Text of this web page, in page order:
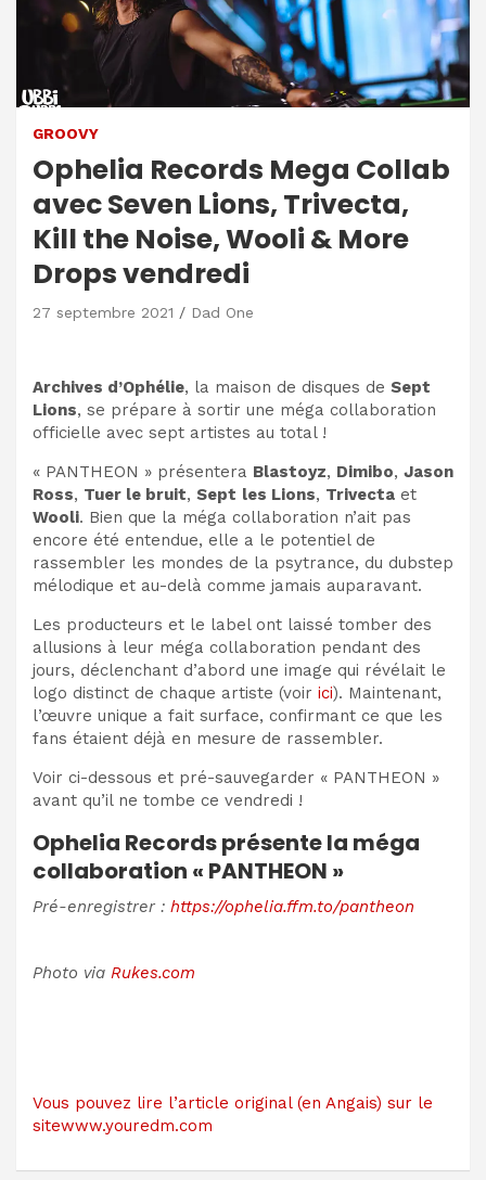
GROOVY
Ophelia Records Mega Collab
avec Seven Lions, Trivecta,
Kill the Noise, Wooli & More
Drops vendredi
27 septembre 2021 Dad One
Archives d’Ophélie, la maison de disques de Sept
Lions, se prépare à sortir une méga collaboration
officielle avec sept artistes au total !
« PANTHEON » présentera Blastoyz, Dimibo, Jason
Ross, Tuer le bruit, Sept les Lions, Trivecta et
Wooli. Bien que la méga collaboration n’ait pas
encore été entendue, elle a le potentiel de
rassembler les mondes de la psytrance, du dubstep
mélodique et au-delà comme jamais auparavant.
Les producteurs et le label ont laissé tomber des
allusions à leur méga collaboration pendant des
jours, déclenchant d’abord une image qui révélait le
logo distinct de chaque artiste (voir ici). Maintenant,
l’œuvre unique a fait surface, confirmant ce que les
fans étaient déjà en mesure de rassembler.
Voir ci-dessous et pré-sauvegarder « PANTHEON »
avant qu’il ne tombe ce vendredi !
Ophelia Records présente la méga
collaboration « PANTHEON »
Pré-enregistrer : https://ophelia.ffm.to/pantheon
Photo via Rukes.com
Vous pouvez lire l’article original (en Angais) sur le
sitewww.youredm.com